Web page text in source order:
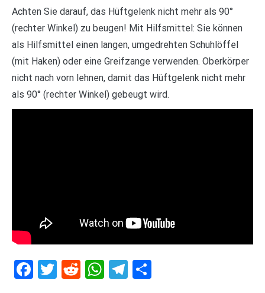
Achten Sie darauf, das Hüftgelenk nicht mehr als 90°
(rechter Winkel) zu beugen! Mit Hilfsmittel: Sie können
als Hilfsmittel einen langen, umgedrehten Schuhlöffel
(mit Haken) oder eine Greifzange verwenden. Oberkörper
nicht nach vorn lehnen, damit das Hüftgelenk nicht mehr
als 90° (rechter Winkel) gebeugt wird.
Facebook
Twitter
RedditWhatsApp
Telegram